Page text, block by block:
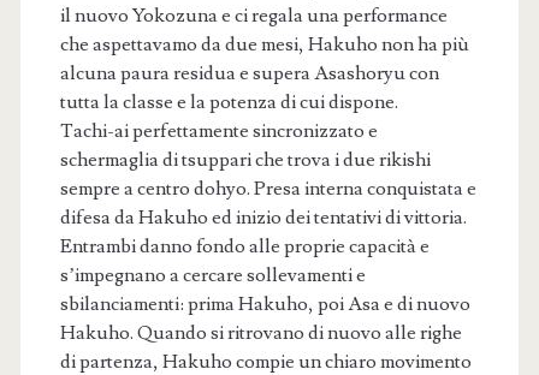
il nuovo Yokozuna e ci regala una performance
che aspettavamo da due mesi, Hakuho non ha più
alcuna paura residua e supera Asashoryu con
tutta la classe e la potenza di cui dispone.
Tachi-ai perfettamente sincronizzato e
schermaglia di tsuppari che trova i due rikishi
sempre a centro dohyo. Presa interna conquistata e
difesa da Hakuho ed inizio dei tentativi di vittoria.
Entrambi danno fondo alle proprie capacità e
s’impegnano a cercare sollevamenti e
sbilanciamenti: prima Hakuho, poi Asa e di nuovo
Hakuho. Quando si ritrovano di nuovo alle righe
di partenza, Hakuho compie un chiaro movimento